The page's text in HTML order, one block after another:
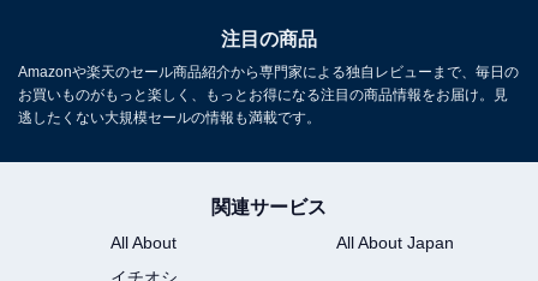
Bluetooth Ver.5.3 ノイズキャンセリング アプリ対応 マル
チポイント 合計27時間再生 マイク付き 小型 軽量 外音取
り込み 防水 グリーン
Amazonで見る
注目の商品
Amazonや楽天のセール商品紹介から専門家による独自レビューまで、毎日の
お買いものがもっと楽しく、もっとお得になる注目の商品情報をお届け。見
逃したくない大規模セールの情報も満載です。
関連サービス
All About
All About Japan
イチオシ